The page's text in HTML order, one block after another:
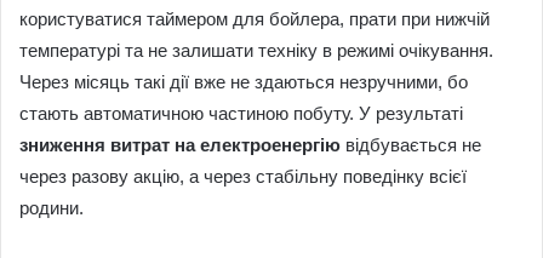
користуватися таймером для бойлера, прати при нижчій
температурі та не залишати техніку в режимі очікування.
Через місяць такі дії вже не здаються незручними, бо
стають автоматичною частиною побуту. У результаті
зниження витрат на електроенергію відбувається не
через разову акцію, а через стабільну поведінку всієї
родини.